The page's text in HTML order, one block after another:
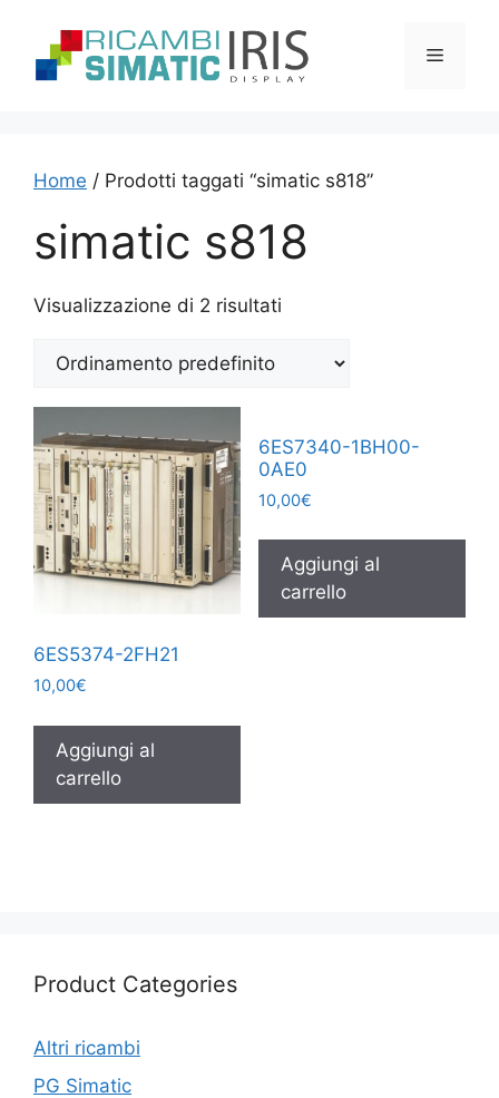
contenuto
Menu
Home / Prodotti taggati “simatic s818”
simatic s818
Visualizzazione di 2 risultati
6ES5374-2FH21
10,00€
Aggiungi al
carrello
6ES7340-1BH00-
0AE0
10,00€
Aggiungi al
carrello
Product Categories
Altri ricambi
PG Simatic